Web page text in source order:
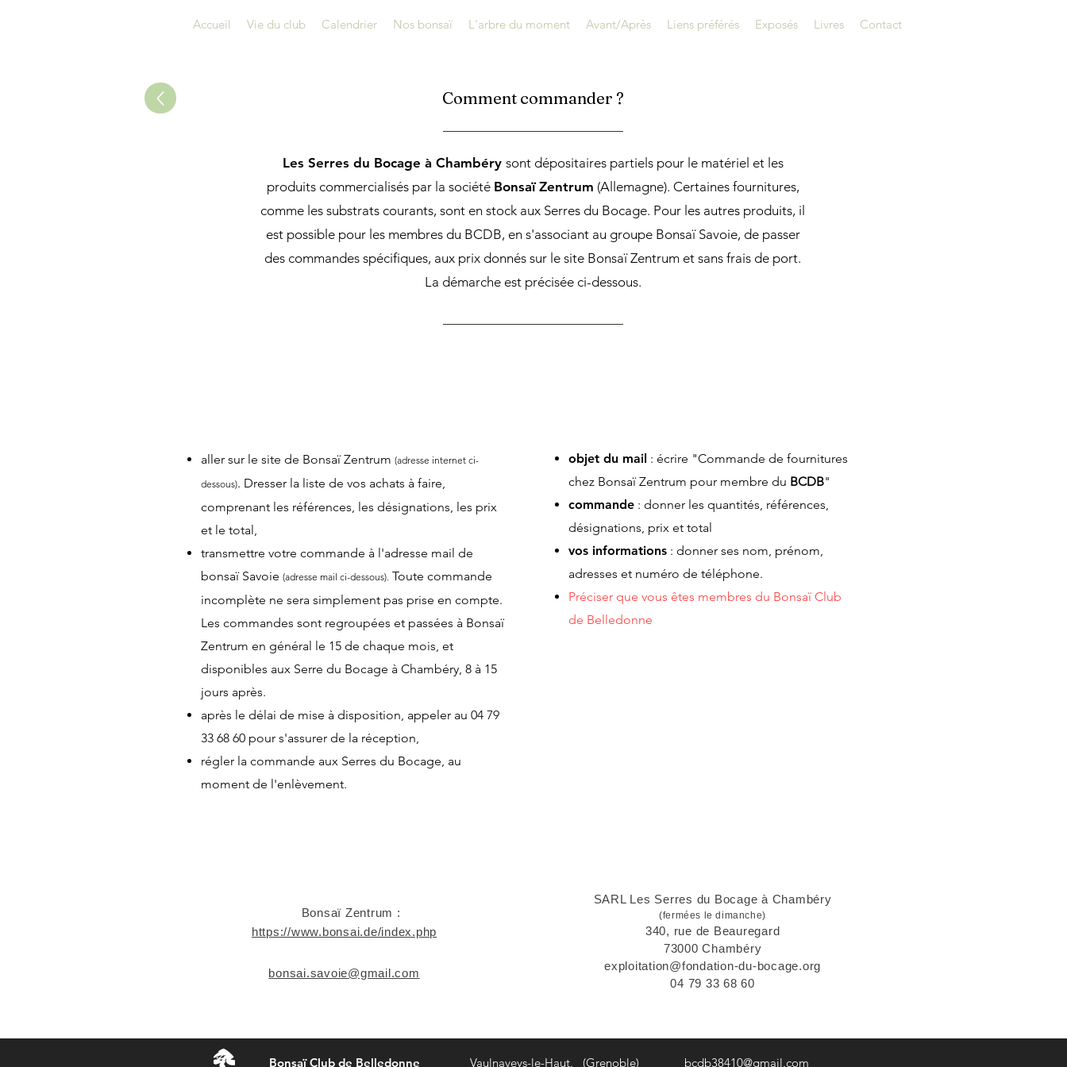
Accueil Vie du club Calendrier Nos bonsaï L'arbre du moment Avant/Après Liens préférés Exposés Livres Contact
Comment commander ?
Les Serres du Bocage à Chambéry sont dépositaires partiels pour le matériel et les
produits commercialisés par la société Bonsaï Zentrum (Allemagne). Certaines fournitures,
comme les substrats courants, sont en stock aux Serres du Bocage. Pour les autres produits, il
est possible pour les membres du BCDB, en s'associant au groupe Bonsaï Savoie, de passer
des commandes spécifiques, aux prix donnés sur le site Bonsaï Zentrum et sans frais de port.
La démarche est précisée ci-dessous.
aller sur le site de Bonsaï Zentrum (adresse internet ci-
dessous). Dresser la liste de vos achats à faire,
comprenant les références, les désignations, les prix
et le total,
transmettre votre commande à l'adresse mail de
bonsaï Savoie (adresse mail ci-dessous). Toute commande
incomplète ne sera simplement pas prise en compte.
Les commandes sont regroupées et passées à Bonsaï
Zentrum en général le 15 de chaque mois, et
disponibles aux Serre du Bocage à Chambéry, 8 à 15
jours après.
après le délai de mise à disposition, appeler au 04 79
33 68 60 pour s'assurer de la réception,
régler la commande aux Serres du Bocage, au
moment de l'enlèvement.
Bonsaï Zentrum :
https://www.bonsai.de/index.php
bonsai.savoie@gmail.com
objet du mail : écrire "Commande de fournitures
chez Bonsaï Zentrum pour membre du BCDB"
commande : donner les quantités, références,
désignations, prix et total
vos informations : donner ses nom, prénom,
adresses et numéro de téléphone.
Préciser que vous êtes membres du Bonsaï Club
de Belledonne
SARL Les Serres du Bocage à Chambéry
(fermées le dimanche)
340, rue de Beauregard
73000 Chambéry
exploitation@fondation-du-bocage.org
04 79 33 68 60
Bonsaï Club de Belledonne Vaulnaveys-le-Haut. (Grenoble) bcdb38410@gmail.com